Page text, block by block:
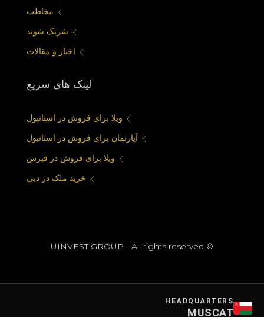
مخاطب
شریک شوید
اخبار و مقالات
لینک های سریع
ویلا برای فروش در استانبول
آپارتمان برای فروش در استانبول
ویلا برای فروش در قبرس
خرید ملک در دبی
© UINVEST GROUP - All rights reserved
HEADQUARTERS
MUSCAT